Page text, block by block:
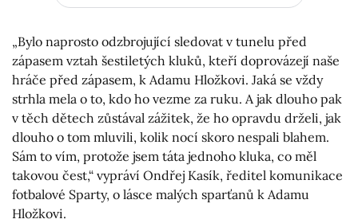
„Bylo naprosto odzbrojující sledovat v tunelu před
zápasem vztah šestiletých kluků, kteří doprovázejí naše
hráče před zápasem, k Adamu Hložkovi. Jaká se vždy
strhla mela o to, kdo ho vezme za ruku. A jak dlouho pak
v těch dětech zůstával zážitek, že ho opravdu drželi, jak
dlouho o tom mluvili, kolik nocí skoro nespali blahem.
Sám to vím, protože jsem táta jednoho kluka, co měl
takovou čest,“ vypráví Ondřej Kasík, ředitel komunikace
fotbalové Sparty, o lásce malých sparťanů k Adamu
Hložkovi.